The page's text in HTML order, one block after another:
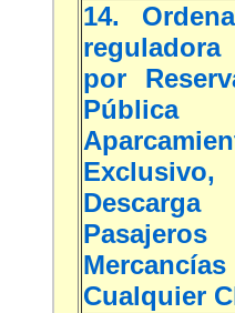
14.
por
Cualquier